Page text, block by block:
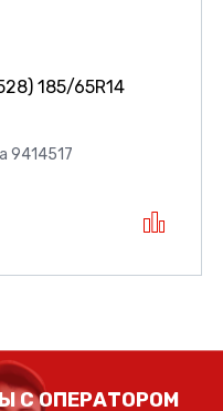
185/65R14
9414517
С ОПЕРАТОРОМ